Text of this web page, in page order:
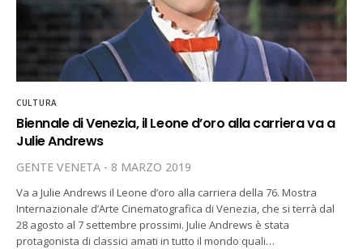
CULTURA
Biennale di Venezia, il Leone d’oro alla carriera va a
Julie Andrews
GENTE VENETA 8 MARZO 2019
Va a Julie Andrews il Leone d’oro alla carriera della 76. Mostra
Internazionale d’Arte Cinematografica di Venezia, che si terrà dal
28 agosto al 7 settembre prossimi. Julie Andrews è stata
protagonista di classici amati in tutto il mondo quali…